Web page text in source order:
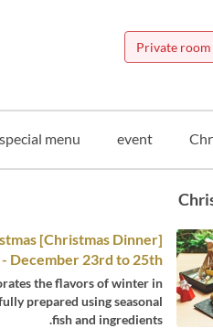
Private room
event
menu
December 23rd to 25th
the flavors of winter in
prepared using seasonal
fish and ingredients.